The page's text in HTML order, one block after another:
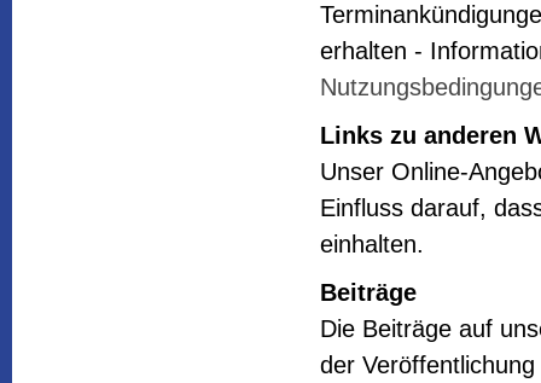
erhalten -
Links zu anderen
Unser Online-
Einfluss darauf,
einhalten.
Beiträge
Die Beiträge auf
der